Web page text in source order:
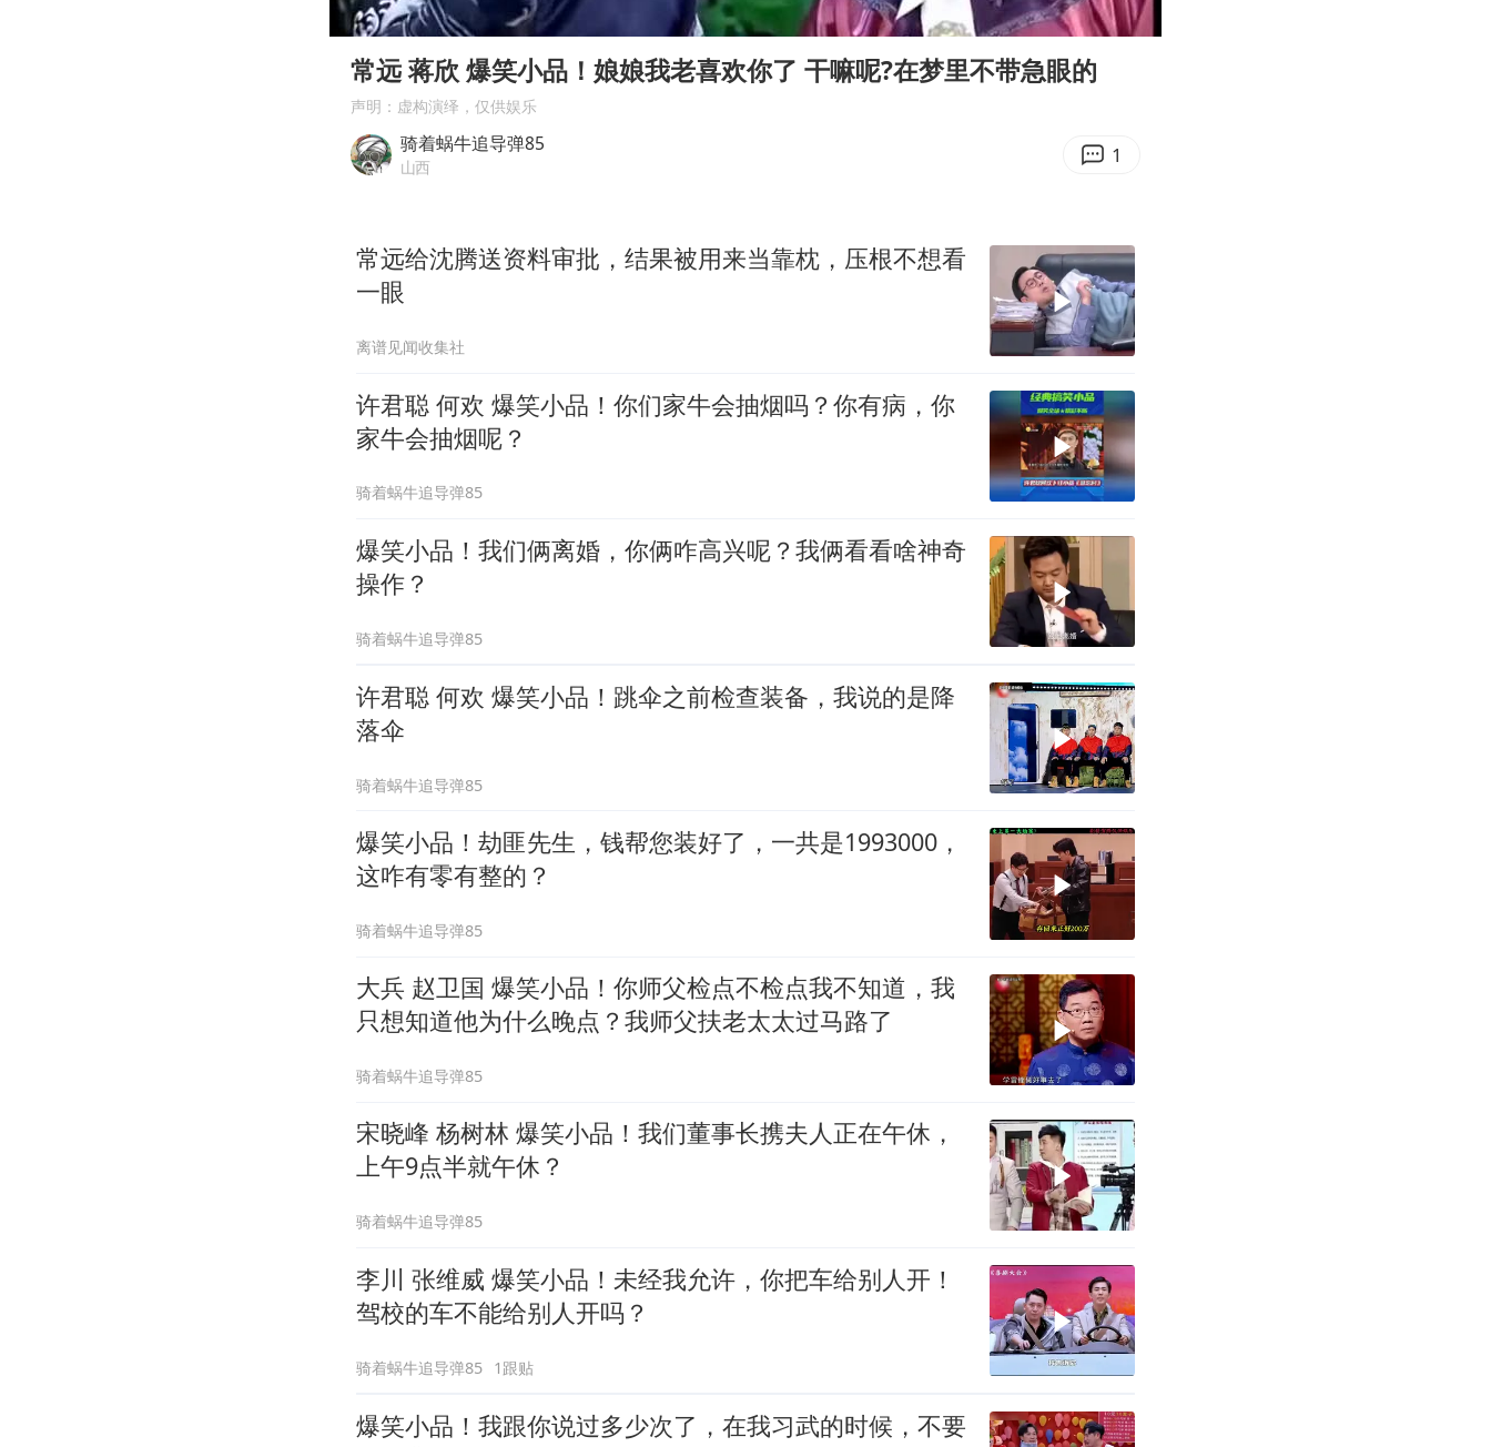
全民健身事业高质量发展
台当局重金为“台独”织“皇帝新衣”
几元成本的AI广告导致千万市值蒸发
乐享全民健身 共筑健康中国
Play
00:00 07:08
Enter
常远 蒋欣 爆笑小品！娘娘我老喜欢你了 干嘛呢?在梦里不带急眼的
声明：虚构演绎，仅供娱乐
骑着蜗牛追导弹85
山西 1
常远给沈腾送资料审批，结果被用来当靠枕，压根不想看
一眼
离谱见闻收集社
许君聪 何欢 爆笑小品！你们家牛会抽烟吗？你有病，你
家牛会抽烟呢？
骑着蜗牛追导弹85
爆笑小品！我们俩离婚，你俩咋高兴呢？我俩看看啥神奇
操作？
骑着蜗牛追导弹85
许君聪 何欢 爆笑小品！跳伞之前检查装备，我说的是降
落伞
骑着蜗牛追导弹85
爆笑小品！劫匪先生，钱帮您装好了，一共是1993000，
这咋有零有整的？
骑着蜗牛追导弹85
大兵 赵卫国 爆笑小品！你师父检点不检点我不知道，我
只想知道他为什么晚点？我师父扶老太太过马路了
骑着蜗牛追导弹85
宋晓峰 杨树林 爆笑小品！我们董事长携夫人正在午休，
上午9点半就午休？
骑着蜗牛追导弹85
李川 张维威 爆笑小品！未经我允许，你把车给别人开！
驾校的车不能给别人开吗？
骑着蜗牛追导弹85 1跟贴
爆笑小品！我跟你说过多少次了，在我习武的时候，不要